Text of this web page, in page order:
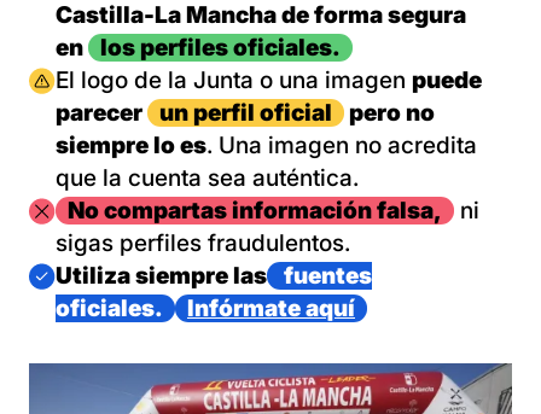
Castilla-La Mancha de forma segura
en
los perfiles oficiales.
Imagen
El logo de la Junta o una imagen puede
parecer
un perfil oficial
pero no
siempre lo es. Una imagen no acredita
que la cuenta sea auténtica.
ImagenNo compartas información falsa,
ni
sigas perfiles fraudulentos.
Imagen
Utiliza siempre las
fuentes
oficiales.
Infórmate aquí